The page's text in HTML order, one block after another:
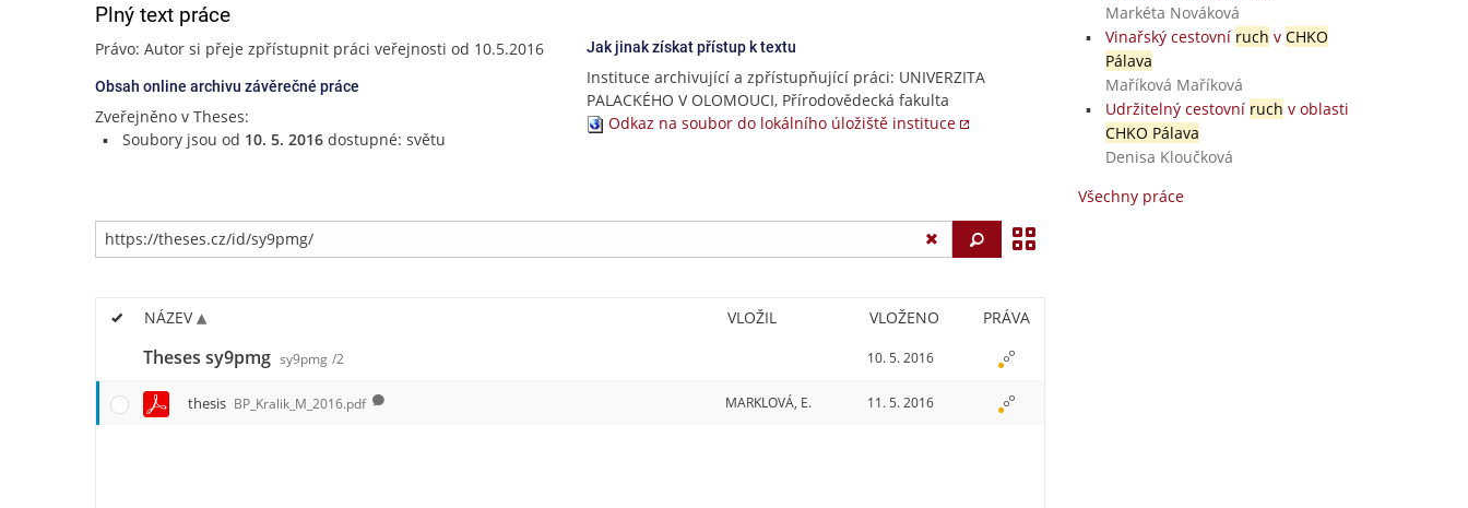
Plný text práce
Právo: Autor si přeje zpřístupnit práci veřejnosti od 10.5.2016
Obsah online archivu závěrečné práce
Zveřejněno v Theses:
Soubory jsou od 10. 5. 2016dostupné: světu
Jak jinak získat přístup k textu
Instituce archivující a zpřístupňující práci: UNIVERZITA
PALACKÉHO V OLOMOUCI, Přírodovědecká fakulta
Odkaz na soubor do lokálního úložiště instituce
Markéta Nováková
Vinařský cestovní ruch v CHKO
Pálava
Maříková Maříková
Udržitelný cestovní ruch v oblasti
CHKO Pálava
Denisa Kloučková
Všechny práce
Vyhledat
NÁZEV VLOŽIL VLOŽENO PRÁVA
Theses sy9pmg sy9pmg /2 10. 5. 2016
thesis BP_Kralik_M_2016.pdf MARKLOVÁ, E. 11. 5. 2016